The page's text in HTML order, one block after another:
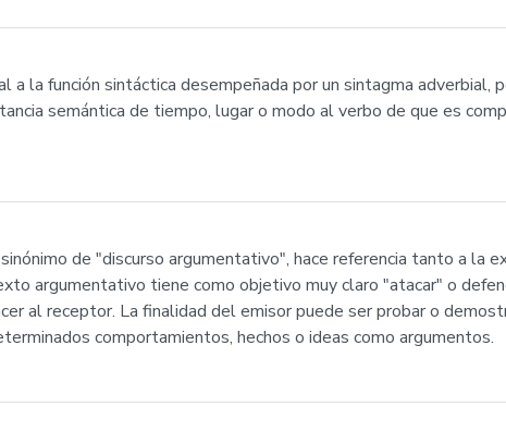
a la función sintáctica desempeñada por un sintagma adverbial,
semántica de tiempo, lugar o modo al verbo de que es
de "discurso argumentativo", hace referencia tanto a la
argumentativo tiene como objetivo muy claro "atacar" o
al receptor. La finalidad del emisor puede ser probar o
comportamientos, hechos o ideas como argumentos.